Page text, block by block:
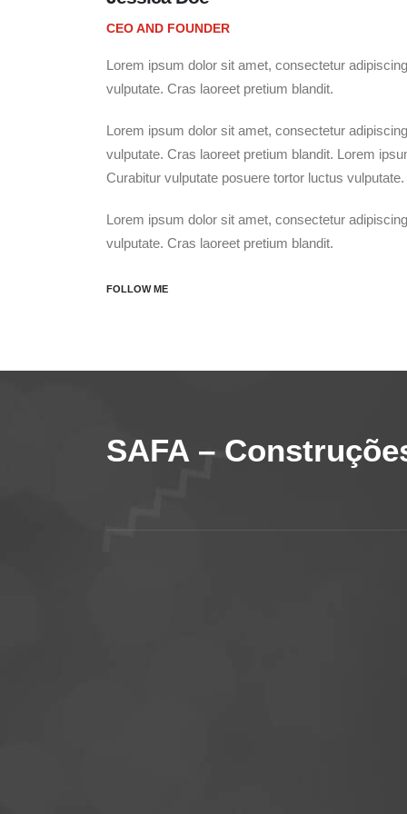
CEO AND FOUNDER
Lorem ipsum dolor sit amet, consectetur
vulputate. Cras laoreet pretium blandit.
Lorem ipsum dolor sit amet, consectetur
vulputate. Cras laoreet pretium blandit. Lorem
Curabitur vulputate posuere tortor luctus
Lorem ipsum dolor sit amet, consectetur
vulputate. Cras laoreet pretium blandit.
FOLLOW ME
SAFA –